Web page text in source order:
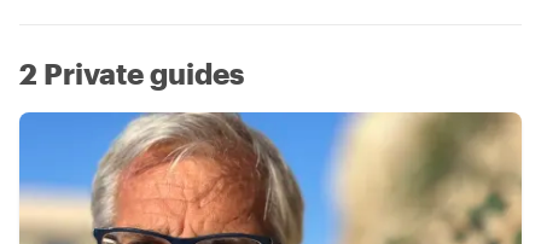
2 Private guides